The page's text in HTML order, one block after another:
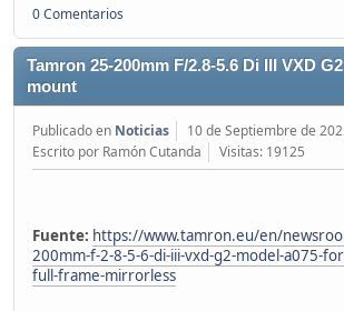
0 Comentarios
Tamron 25-200mm F/2.8-5.6 Di III VXD
mount
Publicado en Noticias
10 de Septiembre de
Escrito por Ramón Cutanda
Visitas: 19125
Fuente: https://www.tamron.eu/en/
200mm-f-2-8-5-6-di-iii-vxd-g2-model-a075-
full-frame-mirrorless